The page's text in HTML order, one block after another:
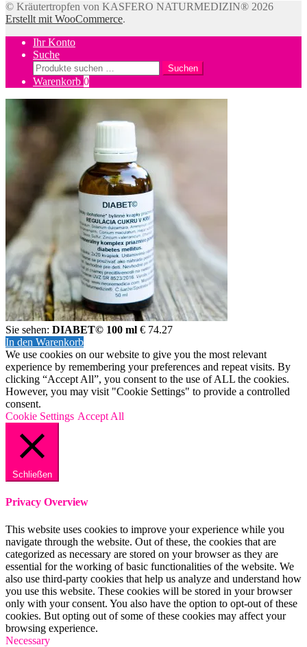
© Kräutertropfen von KASFERO NATURMEDIZIN® 2026
Erstellt mit WooCommerce.
Ihr Konto
Suche
Suchen
nach:
Suchen
Warenkorb 0
Sie sehen: DIABET© 100 ml € 74.27
In den Warenkorb
We use cookies on our website to give you the most relevant
experience by remembering your preferences and repeat visits. By
clicking “Accept All”, you consent to the use of ALL the cookies.
However, you may visit "Cookie Settings" to provide a controlled
consent.
Cookie Settings Accept All
Schließen
Privacy Overview
This website uses cookies to improve your experience while you
navigate through the website. Out of these, the cookies that are
categorized as necessary are stored on your browser as they are
essential for the working of basic functionalities of the website. We
also use third-party cookies that help us analyze and understand how
you use this website. These cookies will be stored in your browser
only with your consent. You also have the option to opt-out of these
cookies. But opting out of some of these cookies may affect your
browsing experience.
Necessary